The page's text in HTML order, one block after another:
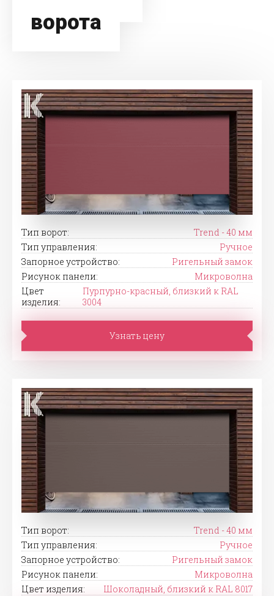
ворота
Тип ворот:
Trend - 40 мм
Тип управления:
Ручное
Запорное устройство:
Ригельный замок
Рисунок панели:
Микроволна
Цвет
изделия:
Пурпурно-красный, близкий к RAL
3004
Узнать цену
Тип ворот:
Trend - 40 мм
Тип управления:
Ручное
Запорное устройство:
Ригельный замок
Рисунок панели:
Микроволна
Цвет изделия:
Шоколадный, близкий к RAL 8017